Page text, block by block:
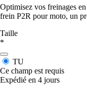
Optimisez vos freinages
frein P2R pour moto, un
Taille
*
TU
Ce champ est requis
Expédié en 4 jours